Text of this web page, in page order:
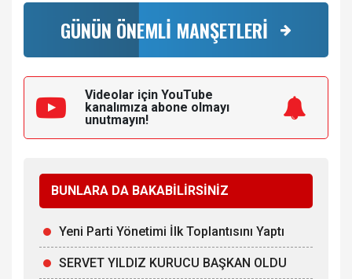
GÜNÜN ÖNEMLİ MANŞETLERİ
Videolar için YouTube
kanalımıza abone olmayı
unutmayın!
BUNLARA DA BAKABİLİRSİNİZ
Yeni Parti Yönetimi İlk Toplantısını Yaptı
SERVET YILDIZ KURUCU BAŞKAN OLDU